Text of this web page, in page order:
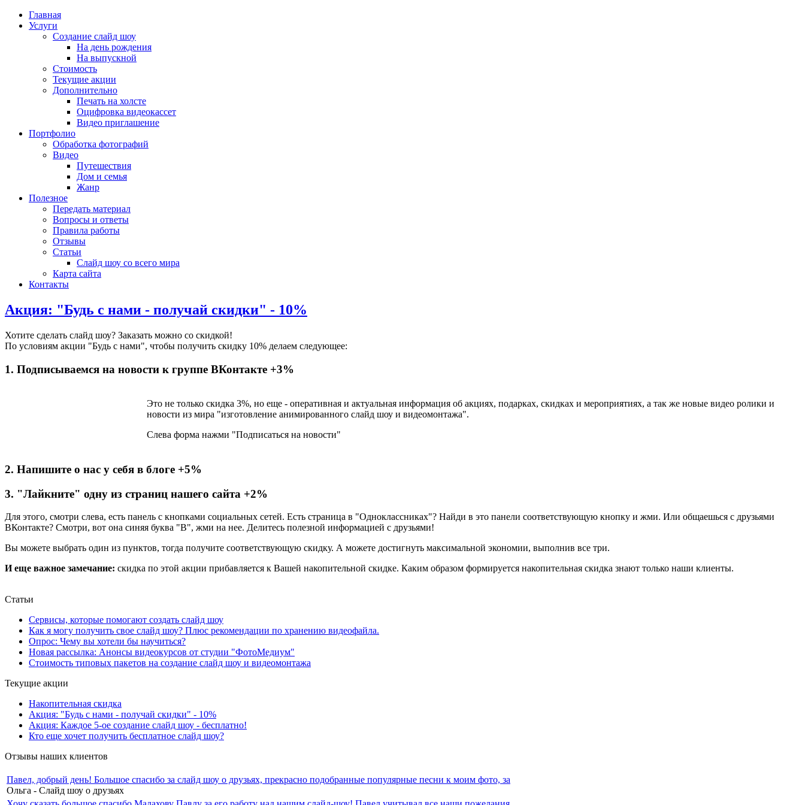
Главная
Услуги
Создание слайд шоу
На день рождения
На выпускной
Стоимость
Текущие акции
Дополнительно
Печать на холсте
Оцифровка видеокассет
Видео приглашение
Портфолио
Обработка фотографий
Видео
Путешествия
Дом и семья
Жанр
Полезное
Передать материал
Вопросы и ответы
Правила работы
Отзывы
Статьи
Слайд шоу со всего мира
Карта сайта
Контакты
Акция: "Будь с нами - получай скидки" - 10%
Хотите сделать слайд шоу? Заказать можно со скидкой!
По условиям акции "Будь с нами", чтобы получить скидку 10% делаем следующее:
1. Подписываемся на новости к группе ВКонтакте +3%
Это не только скидка 3%, но еще - оперативная и актуальная информация об акциях, подарках, скидках и мероприятиях, а так же новые видео ролики и
новости из мира "изготовление анимированного слайд шоу и видеомонтажа".
Слева форма нажми "Подписаться на новости"
2. Напишите о нас у себя в блоге +5%
3. "Лайкните" одну из страниц нашего сайта +2%
Для этого, смотри слева, есть панель с кнопками социальных сетей. Есть страница в "Одноклассниках"? Найди в это панели соответствующую кнопку и жми. Или общаешься с друзьями
ВКонтакте? Смотри, вот она синяя буква "В", жми на нее. Делитесь полезной информацией с друзьями!
Вы можете выбрать один из пунктов, тогда получите соответствующую скидку. А можете достигнуть максимальной экономии, выполнив все три.
И еще важное замечание: скидка по этой акции прибавляется к Вашей накопительной скидке. Каким образом формируется накопительная скидка знают только наши клиенты.
Статьи
Сервисы, которые помогают создать слайд шоу
Как я могу получить свое слайд шоу? Плюс рекомендации по хранению видеофайла.
Опрос: Чему вы хотели бы научиться?
Новая рассылка: Анонсы видеокурсов от студии "ФотоМедиум"
Стоимость типовых пакетов на создание слайд шоу и видеомонтажа
Текущие акции
Накопительная скидка
Акция: "Будь с нами - получай скидки" - 10%
Акция: Каждое 5-ое создание слайд шоу - бесплатно!
Кто еще хочет получить бесплатное слайд шоу?
Отзывы наших клиентов
Павел, добрый день! Большое спасибо за слайд шоу о друзьях, прекрасно подобранные популярные песни к моим фото, за
Ольга - Слайд шоу о друзьях